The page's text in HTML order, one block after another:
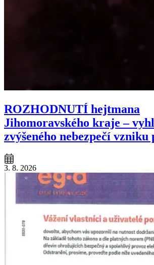
ROZHODNUTÍ hejtmana
Jihomoravského kraje –
zvýšeného nebezpečí vzniku
3. 8. 2026